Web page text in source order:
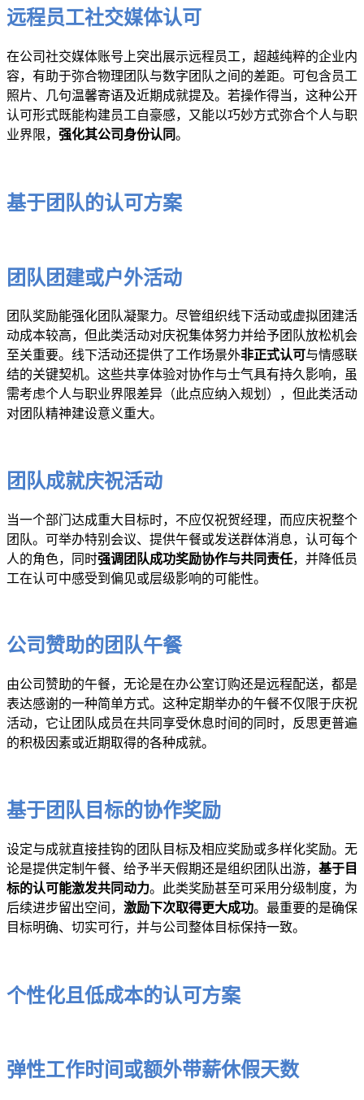
远程员工社交媒体认可
在公司社交媒体账号上突出展示远程员工，超越纯粹的企业内
容，有助于弥合物理团队与数字团队之间的差距。可包含员工
照片、几句温馨寄语及近期成就提及。若操作得当，这种公开
认可形式既能构建员工自豪感，又能以巧妙方式弥合个人与职
业界限， 强化其公司身份认同。
基于团队的认可方案
团队团建或户外活动
团队奖励能强化团队凝聚力。尽管组织线下活动或虚拟团建活
动成本较高，但此类活动对庆祝集体努力并给予团队放松机会
至关重要。线下活动还提供了工作场景外非正式认可与情感联
结的关键契机。这些共享体验对协作与士气具有持久影响，虽
需考虑个人与职业界限差异（此点应纳入规划），但此类活动
对团队精神建设意义重大。
团队成就庆祝活动
当一个部门达成重大目标时，不应仅祝贺经理，而应庆祝整个
团队。可举办特别会议、提供午餐或发送群体消息，认可每个
人的角色，同时强调团队成功奖励协作与共同责任，并降低员
工在认可中感受到偏见或层级影响的可能性。
公司赞助的团队午餐
由公司赞助的午餐，无论是在办公室订购还是远程配送，都是
表达感谢的一种简单方式。这种定期举办的午餐不仅限于庆祝
活动，它让团队成员在共同享受休息时间的同时，反思更普遍
的积极因素或近期取得的各种成就。
基于团队目标的协作奖励
设定与成就直接挂钩的团队目标及相应奖励或多样化奖励。无
论是提供定制午餐、给予半天假期还是组织团队出游， 基于目
标的认可能激发共同动力。此类奖励甚至可采用分级制度，为
后续进步留出空间， 激励下次取得更大成功。最重要的是确保
目标明确、切实可行，并与公司整体目标保持一致。
个性化且低成本的认可方案
弹性工作时间或额外带薪休假天数